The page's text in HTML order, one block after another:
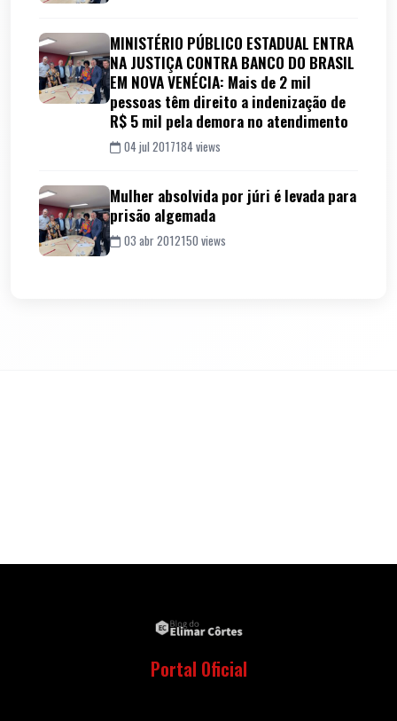
MINISTÉRIO PÚBLICO ESTADUAL ENTRA
NA JUSTIÇA CONTRA BANCO DO BRASIL
EM NOVA VENÉCIA: Mais de 2 mil
pessoas têm direito a indenização de
R$ 5 mil pela demora no atendimento
04 jul 2017184 views
Mulher absolvida por júri é levada para
prisão algemada
03 abr 2012150 views
Portal Oficial